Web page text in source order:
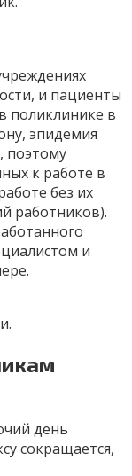
и пациенты
поликлинике в
эпидемия
поэтому
к работе в
без их
работников).
и
день
сокращается,